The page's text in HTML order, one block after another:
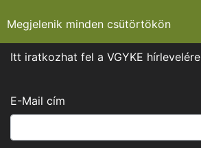
Megjelenik minden csütörtökön
Itt iratkozhat fel a VGYKE hírlevelére
E-Mail cím